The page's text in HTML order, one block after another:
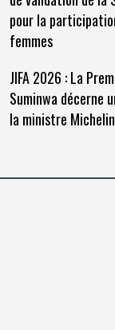
pour la
femmes
JIFA 2026 : La
Suminwa décerne
la ministre